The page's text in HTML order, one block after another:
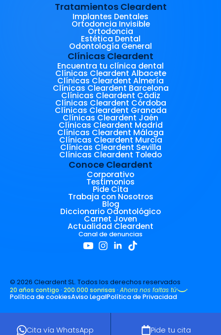
Cita vía WhatsApp Pide tu cita
Tratamientos Cleardent
Implantes Dentales
Ortodoncia Invisible
Ortodoncia
Estética Dental
Odontología General
Clínicas Cleardent
Encuentra tu clínica dental
Clínicas Cleardent Albacete
Clínicas Cleardent Almería
Clínicas Cleardent Barcelona
Clínicas Cleardent Cádiz
Clínicas Cleardent Córdoba
Clínicas Cleardent Granada
Clínicas Cleardent Jaén
Clínicas Cleardent Madrid
Clínicas Cleardent Málaga
Clínicas Cleardent Murcia
Clínicas Cleardent Sevilla
Clínicas Cleardent Toledo
Conoce Cleardent
Corporativo
Testimonios
Pide Cita
Trabaja con Nosotros
Blog
Diccionario Odontológico
Carnet Joven
Actualidad Cleardent
Canal de denuncias
© 2026 Cleardent SL. Todos los derechos reservados
20 años contigo · 200.000 sonrisas · Ahora nos faltas tú
Política de cookiesAviso LegalPolítica de Privacidad